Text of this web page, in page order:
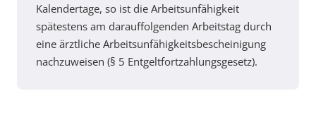
Kalendertage, so ist die Arbeitsunfähigkeit
spätestens am darauffolgenden Arbeitstag durch
eine ärztliche Arbeitsunfähigkeitsbescheinigung
nachzuweisen (§ 5 Entgeltfortzahlungsgesetz).